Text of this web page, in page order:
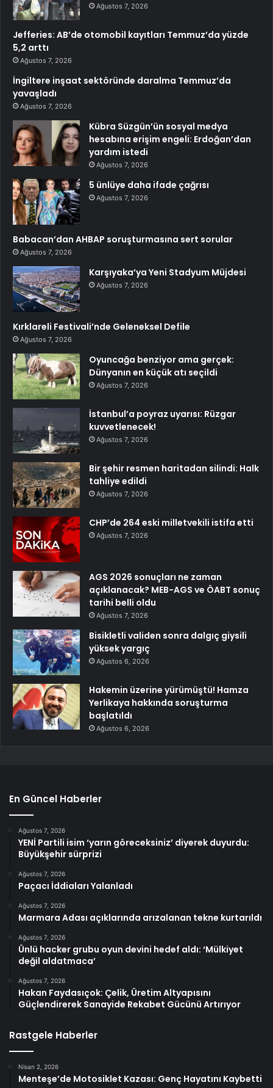
Ağustos 7, 2026
Jefferies: AB’de otomobil kayıtları Temmuz’da yüzde
5,2 arttı
Ağustos 7, 2026
İngiltere inşaat sektöründe daralma Temmuz’da
yavaşladı
Ağustos 7, 2026
Kübra Süzgün’ün sosyal medya
hesabına erişim engeli: Erdoğan’dan
yardım istedi
Ağustos 7, 2026
5 ünlüye daha ifade çağrısı
Ağustos 7, 2026
Babacan’dan AHBAP soruşturmasına sert sorular
Ağustos 7, 2026
Karşıyaka’ya Yeni Stadyum Müjdesi
Ağustos 7, 2026
Kırklareli Festivali’nde Geleneksel Defile
Ağustos 7, 2026
Oyuncağa benziyor ama gerçek:
Dünyanın en küçük atı seçildi
Ağustos 7, 2026
İstanbul’a poyraz uyarısı: Rüzgar
kuvvetlenecek!
Ağustos 7, 2026
Bir şehir resmen haritadan silindi: Halk
tahliye edildi
Ağustos 7, 2026
CHP’de 264 eski milletvekili istifa etti
Ağustos 7, 2026
AGS 2026 sonuçları ne zaman
açıklanacak? MEB-AGS ve ÖABT sonuç
tarihi belli oldu
Ağustos 7, 2026
Bisikletli validen sonra dalgıç giysili
yüksek yargıç
Ağustos 6, 2026
Hakemin üzerine yürümüştü! Hamza
Yerlikaya hakkında soruşturma
başlatıldı
Ağustos 6, 2026
En Güncel Haberler
Ağustos 7, 2026
YENİ Partili isim ‘yarın göreceksiniz’ diyerek duyurdu:
Büyükşehir sürprizi
Ağustos 7, 2026
Paçacı İddiaları Yalanladı
Ağustos 7, 2026
Marmara Adası açıklarında arızalanan tekne kurtarıldı
Ağustos 7, 2026
Ünlü hacker grubu oyun devini hedef aldı: ‘Mülkiyet
değil aldatmaca’
Ağustos 7, 2026
Hakan Faydasıçok: Çelik, Üretim Altyapısını
Güçlendirerek Sanayide Rekabet Gücünü Artırıyor
Rastgele Haberler
Nisan 2, 2026
Menteşe’de Motosiklet Kazası: Genç Hayatını Kaybetti